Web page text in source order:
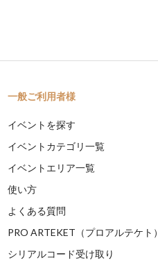
一般ご利用者様
イベントを探す
イベントカテゴリ一覧
イベントエリア一覧
使い方
よくある質問
PRO ARTEKET（プロアルテケト）
シリアルコード受け取り